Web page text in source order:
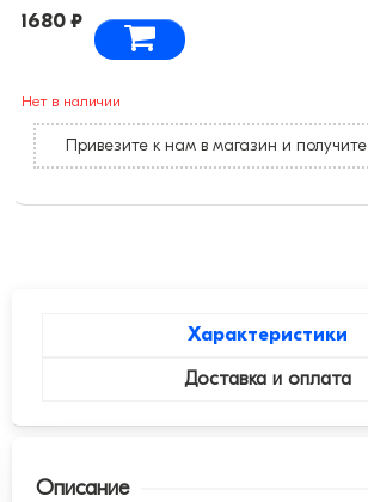
1680 ₽
Нет в наличии
Привезите к нам в магазин и получите
Характеристики
Доставка и оплата
Описание